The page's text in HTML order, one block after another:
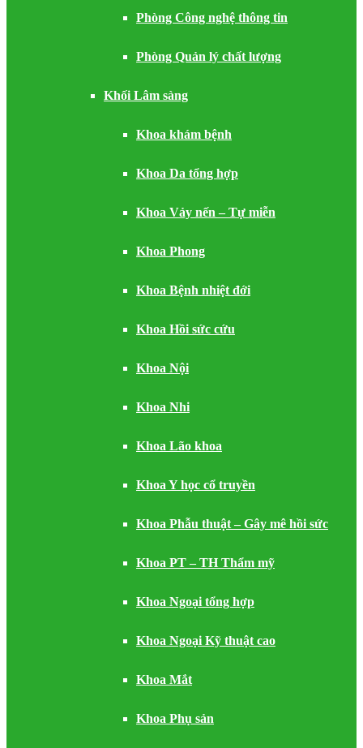
Phòng Công nghệ thông tin
Phòng Quản lý chất lượng
Khối Lâm sàng
Khoa khám bệnh
Khoa Da tổng hợp
Khoa Vảy nến – Tự miễn
Khoa Phong
Khoa Bệnh nhiệt đới
Khoa Hồi sức cứu
Khoa Nội
Khoa Nhi
Khoa Lão khoa
Khoa Y học cổ truyền
Khoa Phẫu thuật – Gây mê hồi sức
Khoa PT – TH Thẩm mỹ
Khoa Ngoại tổng hợp
Khoa Ngoại Kỹ thuật cao
Khoa Mắt
Khoa Phụ sản